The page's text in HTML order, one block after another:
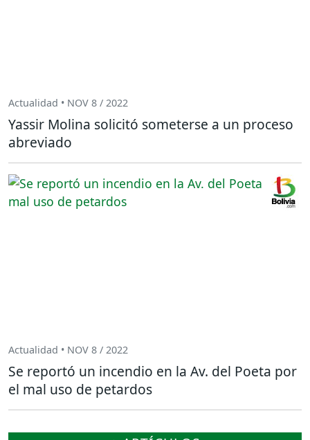
Actualidad • NOV 8 / 2022
Yassir Molina solicitó someterse a un proceso
abreviado
Actualidad • NOV 8 / 2022
Se reportó un incendio en la Av. del Poeta por
el mal uso de petardos